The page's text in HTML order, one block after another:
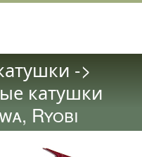
->
катушки
Ryobi